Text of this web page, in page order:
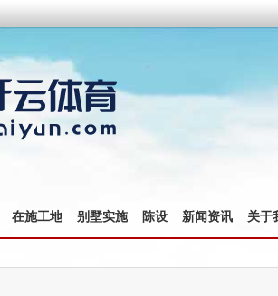
在施工地 别墅实施 陈设 新闻资讯 关于